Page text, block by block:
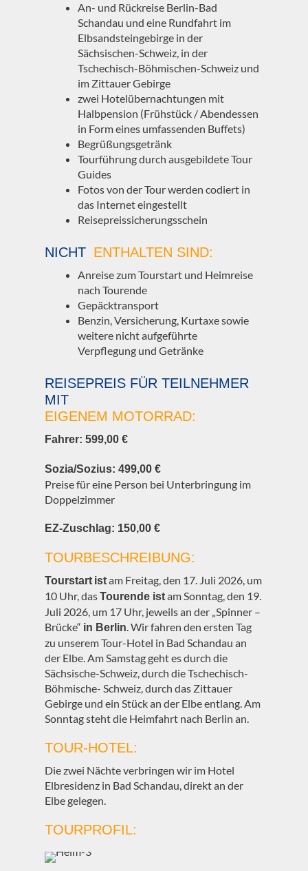
An- und Rückreise Berlin-Bad
Schandau und eine Rundfahrt im
Elbsandsteingebirge in der
Sächsischen-Schweiz, in der
Tschechisch-Böhmischen-Schweiz und
im Zittauer Gebirge
zwei Hotelübernachtungen mit
Halbpension (Frühstück / Abendessen
in Form eines umfassenden Buffets)
Begrüßungsgetränk
Tourführung durch ausgebildete Tour
Guides
Fotos von der Tour werden codiert in
das Internet eingestellt
Reisepreissicherungsschein
NICHT ENTHALTEN SIND:
Anreise zum Tourstart und Heimreise
nach Tourende
Gepäcktransport
Benzin, Versicherung, Kurtaxe sowie
weitere nicht aufgeführte
Verpflegung und Getränke
REISEPREIS FÜR TEILNEHMER
MIT
EIGENEM MOTORRAD:
Fahrer: 599,00 €
Sozia/Sozius: 499,00 €
Preise für eine Person bei Unterbringung im
Doppelzimmer
EZ-Zuschlag: 150,00 €
TOURBESCHREIBUNG:
Tourstart istam Freitag, den 17. Juli 2026, um
10 Uhr, dasTourende istam Sonntag, den 19.
Juli 2026, um 17 Uhr, jeweils an der „Spinner –
Brücke“ in Berlin. Wir fahren den ersten Tag
zu unserem Tour-Hotel in Bad Schandau an
der Elbe. Am Samstag geht es durch die
Sächsische-Schweiz, durch die Tschechisch-
Böhmische- Schweiz, durch das Zittauer
Gebirge und ein Stück an der Elbe entlang. Am
Sonntag steht die Heimfahrt nach Berlin an.
TOUR-HOTEL:
Die zwei Nächte verbringen wir im Hotel
Elbresidenz in Bad Schandau, direkt an der
Elbe gelegen.
TOURPROFIL: